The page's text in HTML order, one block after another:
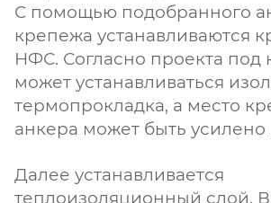
С помощью подобранного
крепежа устанавливаются
НФС. Согласно проекта под
может устанавливаться
термопрокладка, а место
анкера может быть
Далее устанавливается
теплоизоляционный слой.